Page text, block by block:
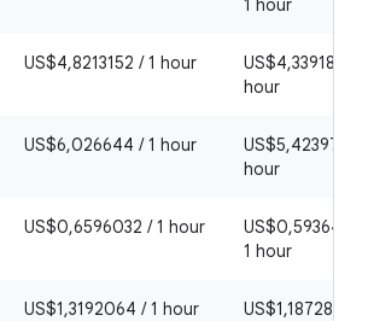
1 hour
US$4,8213152 / 1 hour
US$4,33918368
hour
US$6,026644 / 1 hour
US$5,4239796
hour
US$0,6596032 / 1 hour
1 hour
US$1,3192064 / 1 hour
US$1,18728576